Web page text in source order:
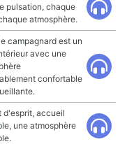
pulsation, chaque
atmosphère.
campagnard est un
avec une
confortable
d'esprit, accueil
une atmosphère